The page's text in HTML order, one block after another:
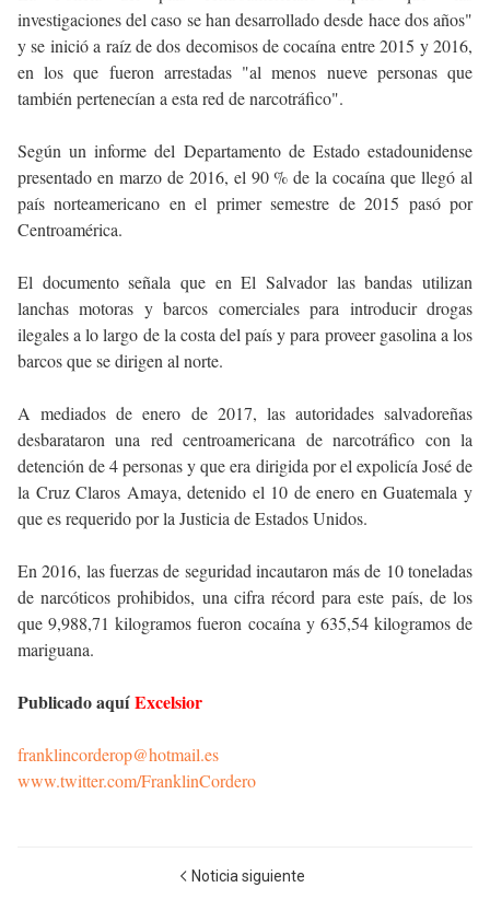
investigaciones del caso se han desarrollado desde hace dos años"
y se inició a raíz de dos decomisos de cocaína entre 2015 y 2016,
en los que fueron arrestadas "al menos nueve personas que
también pertenecían a esta red de narcotráfico".
Según un informe del Departamento de Estado estadounidense
presentado en marzo de 2016, el 90 % de la cocaína que llegó al
país norteamericano en el primer semestre de 2015 pasó por
Centroamérica.
El documento señala que en El Salvador las bandas utilizan
lanchas motoras y barcos comerciales para introducir drogas
ilegales a lo largo de la costa del país y para proveer gasolina a los
barcos que se dirigen al norte.
A mediados de enero de 2017, las autoridades salvadoreñas
desbarataron una red centroamericana de narcotráfico con la
detención de 4 personas y que era dirigida por el expolicía José de
la Cruz Claros Amaya, detenido el 10 de enero en Guatemala y
que es requerido por la Justicia de Estados Unidos.
En 2016, las fuerzas de seguridad incautaron más de 10 toneladas
de narcóticos prohibidos, una cifra récord para este país, de los
que 9,988,71 kilogramos fueron cocaína y 635,54 kilogramos de
mariguana.
Publicado aquíExcelsior
franklincorderop@hotmail.es
www.twitter.com/FranklinCordero
Noticia siguiente